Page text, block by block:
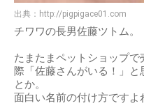
出典： http://pigpigace01.com
チワワの長男佐藤ツトム。
たまたまペットショップ
際「佐藤さんがいる！」
とか。
面白い名前の付け方ですよ